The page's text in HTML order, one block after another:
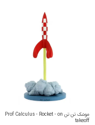
موشک تن تن Prof Calculus - Rocket - on
takeoff